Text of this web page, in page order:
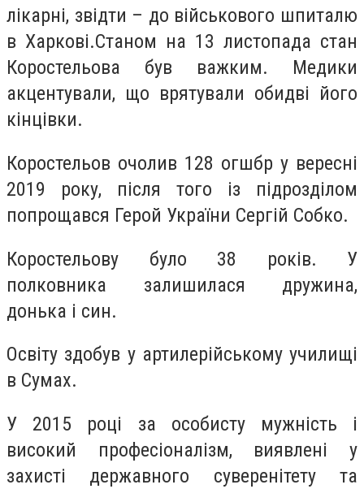
лікарні, звідти – до військового шпиталю
в Харкові.Станом на 13 листопада стан
Коростельова був важким. Медики
акцентували, що врятували обидві його
кінцівки.
Коростельов очолив 128 огшбр у вересні
2019 року, після того із підрозділом
попрощався Герой України Сергій Собко.
Коростельову було 38 років. У
полковника залишилася дружина,
донька і син.
Освіту здобув у артилерійському училищі
в Сумах.
У 2015 році за особисту мужність і
високий професіоналізм, виявлені у
захисті державного суверенітету та